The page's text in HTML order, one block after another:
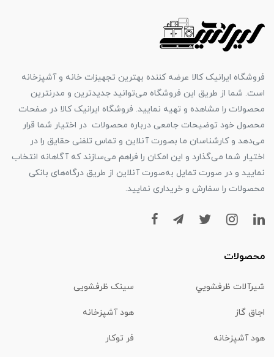
فروشگاه ایرانیک کالا عرضه کننده بهترین تجهیزات خانه و آشپزخانه
است. شما از طریق این فروشگاه می‌توانید جدیدترین و مدرنترین
محصولات را مشاهده و تهیه نمایید. فروشگاه ایرانیک کالا در صفحات
محصول خود توضیحات جامعی درباره محصولات در اختیار شما قرار
می‌دهد و کارشناسان ما بصورت آنلاین و تماس تلفنی حقایق را در
اختیار شما می‌گذارد و این امکان را فراهم می‌سازند که آگاهانه انتخاب
نمایید و در صورت تمایل به‌صورت آنلاین از طریق درگاه‌های بانکی
محصولات را سفارش و خریداری نمایید.
محصولات
شیرآلات ظرفشويي سینک ظرفشویی
اجاق گاز هود آشپزخانه
هود آشپزخانه فر توکار